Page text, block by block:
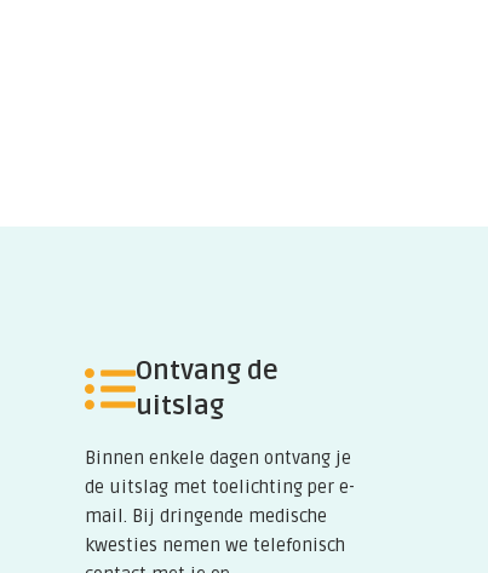
Ontvang de
uitslag
Binnen enkele dagen ontvang je
de uitslag met toelichting per e-
mail. Bij dringende medische
kwesties nemen we telefonisch